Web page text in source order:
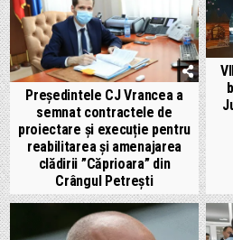
Președintele CJ Vrancea a
semnat contractele de
proiectare și execuție pentru
reabilitarea și amenajarea
clădirii ”Căprioara” din
Crângul Petrești